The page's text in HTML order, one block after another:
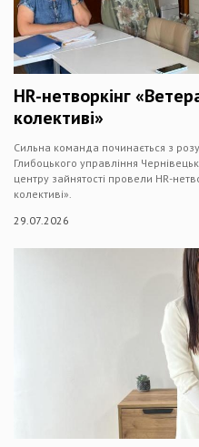
HR-нетворкінг
колективі»
Сильна команда починається з
Глибоцького управління
центру зайнятості провели HR-
колективі».
29.07.2026